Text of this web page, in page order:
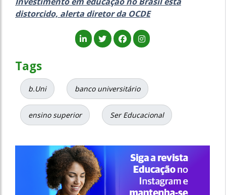
distorcido, alerta diretor da OCDE
Tags
b.Uni banco universitário
ensino superior Ser Educacional